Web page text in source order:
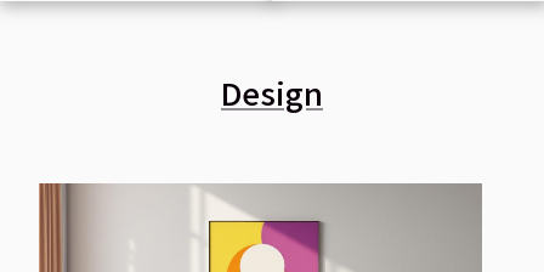
abstraites dans
pour vos projets
Design